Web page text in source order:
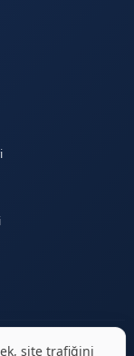
site trafiğini